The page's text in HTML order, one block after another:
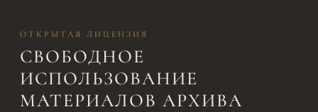
ОТКРЫТАЯ ЛИЦЕНЗИЯ
СВОБОДНОЕ
ИСПОЛЬЗОВАНИЕ
МАТЕРИАЛОВ АРХИВА